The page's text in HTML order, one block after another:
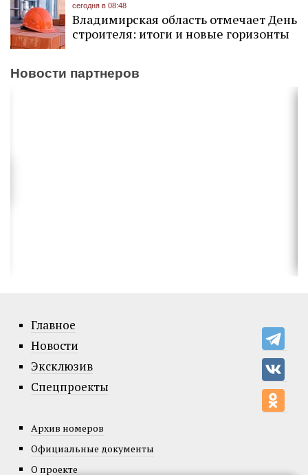
сегодня в 08:48
Владимирская область отмечает День
строителя: итоги и новые горизонты
Новости партнеров
Главное
Новости
Эксклюзив
Спецпроекты
Архив номеров
Официальные документы
О проекте